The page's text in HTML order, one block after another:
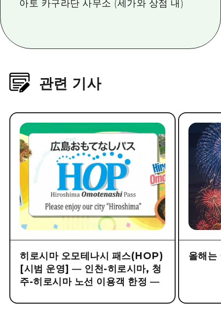
아토 카구라단 사무소 (세가와 상점 내)
관련 기사
히로시마 오모테나시 패스(HOP)
[시범 운영] ― 인천-히로시마, 청
주-히로시마 노선 이용객 한정 ―
올해는